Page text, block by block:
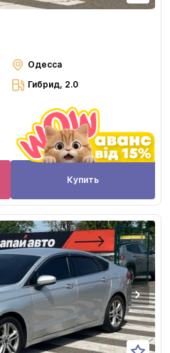
Одесса
Гибрид, 2.0
Купить